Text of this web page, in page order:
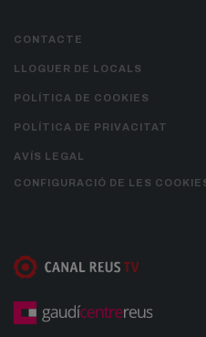
CONTACTE
LLOGUER DE LOCALS
POLÍTICA DE COOKIES
POLÍTICA DE PRIVACITAT
AVÍS LEGAL
CONFIGURACIÓ DE LES